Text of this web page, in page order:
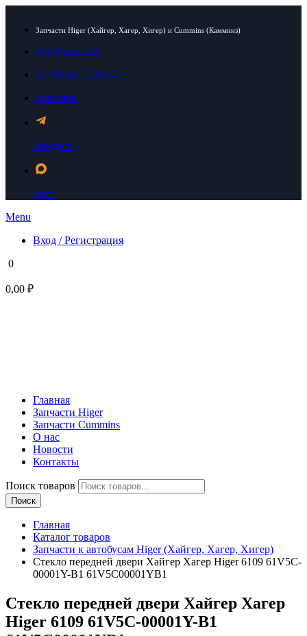
Запчасти Higer (Хайгер, Хагер, Хигер) и Cummins (Камминз)
info@zapkit.ru
+7 (906) 115-02-47
whatsapp
telegram
max
Menu
Вход / Регистрация
0
0,00 ₽
Главная
Запчасти Higer
Запчасти Cummins
О нас
Новости
Контакты
Поиск товаров
Поиск
Главная
Каталог товаров
Запчасти к автобусам Higer (Хайгер, Хагер, Хигер)
Стекло передней двери Хайгер Хагер Higer 6109 61V5C-
00001Y-B1 61V5C00001YB1
Стекло передней двери Хайгер Хагер
Higer 6109 61V5C-00001Y-B1